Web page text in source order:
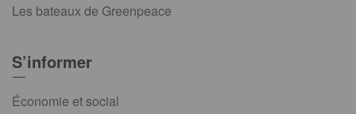
Les bateaux de Greenpeace
S’informer
Économie et social